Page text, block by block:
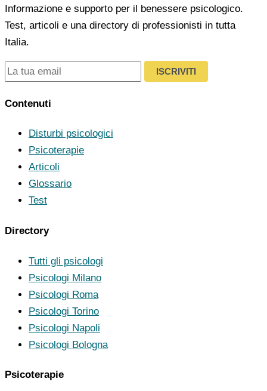
Informazione e supporto per il benessere psicologico.
Test, articoli e una directory di professionisti in tutta
Italia.
ISCRIVITI
Contenuti
Disturbi psicologici
Psicoterapie
Articoli
Glossario
Test
Directory
Tutti gli psicologi
Psicologi Milano
Psicologi Roma
Psicologi Torino
Psicologi Napoli
Psicologi Bologna
Psicoterapie